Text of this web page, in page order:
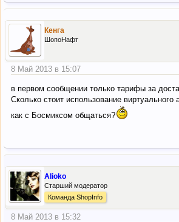
Кенга
ШопоНафт
8 Май 2013 в 15:07
в первом сообщении только тарифы за
Сколько стоит использование виртуального
как с Босмиксом общаться?
Alioko
Старший модератор
Команда ShopInfo
8 Май 2013 в 15:32